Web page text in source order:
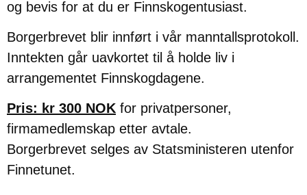
og bevis for at du er Finnskogentusiast.
Borgerbrevet blir innført i vår manntallsprotokoll.
Inntekten går uavkortet til å holde liv i
arrangementet Finnskogdagene.
Pris: kr 300 NOK for privatpersoner,
firmamedlemskap etter avtale.
Borgerbrevet selges av Statsministeren utenfor
Finnetunet.